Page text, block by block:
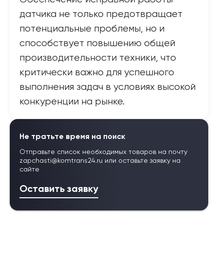
датчика не только предотвращает
потенциальные проблемы, но и
способствует повышению общей
производительности техники, что
критически важно для успешного
выполнения задач в условиях высокой
конкуренции на рынке.
Не тратьте время на поиск
Отправьте список необходимых товаров на почту
zapchasti@komtrans24.ru или оставьте заявку на
сайте
Оставить заявку